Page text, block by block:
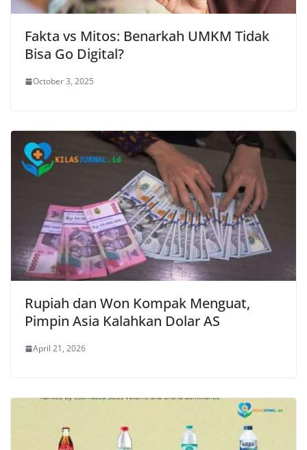
Fakta vs Mitos: Benarkah UMKM Tidak
Bisa Go Digital?
October 3, 2025
Rupiah dan Won Kompak Menguat,
Pimpin Asia Kalahkan Dolar AS
April 21, 2026